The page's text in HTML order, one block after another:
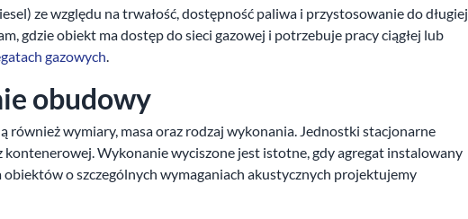
ze względu na trwałość, dostępność paliwa i przystosowanie do długiej
gdzie obiekt ma dostęp do sieci gazowej i potrzebuje pracy ciągłej lub
gazowych.
obudowy
wymiary, masa oraz rodzaj wykonania. Jednostki stacjonarne
Wykonanie wyciszone jest istotne, gdy agregat instalowany
o szczególnych wymaganiach akustycznych projektujemy